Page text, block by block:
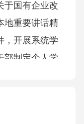
于国有企业改
地重要讲话精
，开展系统学
部制定个人学
围绕“国有企